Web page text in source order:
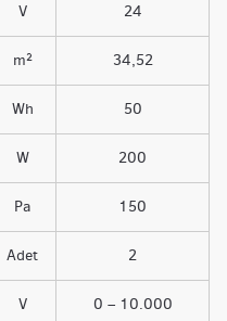
V 24
m² 34,52
Wh 50
W 200
Pa 150
Adet 2
V 0 – 10.000